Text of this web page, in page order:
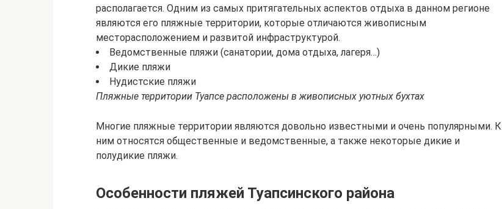
располагается. Одним из самых притягательных аспектов отдыха в данном регионе
являются его пляжные территории, которые отличаются живописным
месторасположением и развитой инфраструктурой.
Ведомственные пляжи (санатории, дома отдыха, лагеря…)
Дикие пляжи
Нудистские пляжи
Пляжные территории Туапсе расположены в живописных уютных бухтах
Многие пляжные территории являются довольно известными и очень популярными. К
ним относятся общественные и ведомственные, а также некоторые дикие и
полудикие пляжи.
Особенности пляжей Туапсинского района